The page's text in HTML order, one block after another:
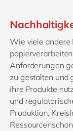
Wie viele andere
Anforderungen
zu gestalten und
ihre Produkte
und
Produktion,